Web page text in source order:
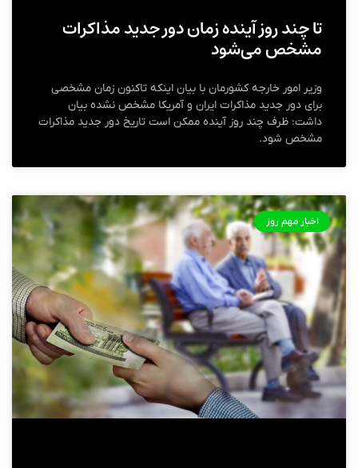
تا چند روز آینده زمان دور جدید مذاکرات
مشخص می‌شود
وزیر امور خارجه کشورمان با بیان اینکه تاکنون زمان مشخصی
برای دور جدید مذاکرات ایران و آمریکا مشخص نشده بیان
داشت: ظرف چند روز آینده ممکن است تاریخ دور جدید مذاکرات
مشخص شود.
اخبار مهم روز